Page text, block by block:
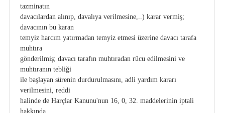
tazminatın
davacılardan alınıp, davalıya verilmesine,..) karar vermiş;
davacının bu karan
temyiz harcım yatırmadan temyiz etmesi üzerine davacı tarafa
muhtıra
gönderilmiş; davacı tarafın muhtıradan rücu edilmesini ve
muhtıranın tebliği
ile başlayan sürenin durdurulmasını, adli yardım kararı
verilmesini, reddi
halinde de Harçlar Kanunu'nun 16, 0, 32. maddelerinin iptali
hakkında